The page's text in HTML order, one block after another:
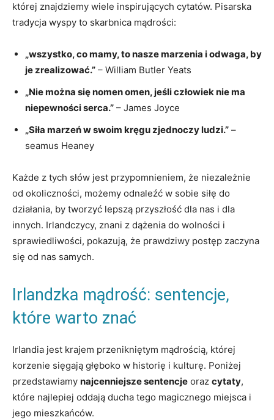
której znajdziemy wiele inspirujących cytatów. Pisarska
tradycja wyspy to skarbnica mądrości:
„wszystko, co mamy, to nasze marzenia i odwaga, by
je zrealizować.” – William Butler Yeats
„Nie można się nomen omen, jeśli człowiek nie ma
niepewności serca.” – James Joyce
„Siła marzeń w swoim kręgu zjednoczy ludzi.” –
seamus Heaney
Każde z tych słów jest przypomnieniem, że niezależnie
od okoliczności, możemy odnaleźć w sobie siłę do
działania, by tworzyć lepszą przyszłość dla nas i dla
innych. Irlandczycy, znani z dążenia do wolności i
sprawiedliwości, pokazują, że prawdziwy postęp zaczyna
się od nas samych.
Irlandzka mądrość: sentencje,
które warto znać
Irlandia jest krajem przenikniętym mądrością, której
korzenie sięgają głęboko w historię i kulturę. Poniżej
przedstawiamy najcenniejsze sentencje oraz cytaty,
które najlepiej oddają ducha tego magicznego miejsca i
jego mieszkańców.